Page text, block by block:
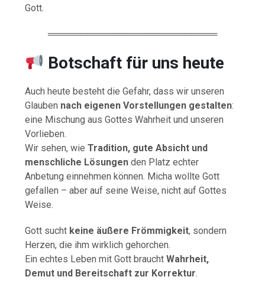
Gott.
══════════════════════════
Botschaft für uns heute
Auch heute besteht die Gefahr, dass wir unseren
Glauben nach eigenen Vorstellungen gestalten:
eine Mischung aus Gottes Wahrheit und unseren
Vorlieben.
Wir sehen, wieTradition, gute Absicht und
menschliche Lösungen den Platz echter
Anbetung einnehmen können. Micha wollte Gott
gefallen – aber auf seine Weise, nicht auf Gottes
Weise.
Gott sucht keine äußere Frömmigkeit, sondern
Herzen, die ihm wirklich gehorchen.
Ein echtes Leben mit Gott brauchtWahrheit,
Demut und Bereitschaft zur Korrektur.